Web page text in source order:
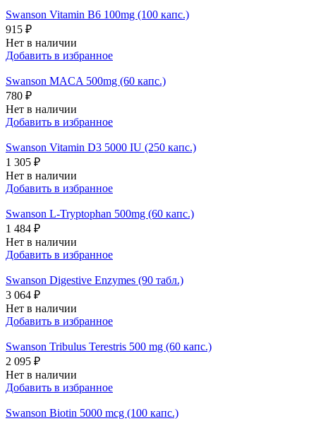
Swanson Vitamin B6 100mg (100 капс.)
915 ₽
Нет в наличии
Добавить в избранное
Swanson MACA 500mg (60 капс.)
780 ₽
Нет в наличии
Добавить в избранное
Swanson Vitamin D3 5000 IU (250 капс.)
1 305 ₽
Нет в наличии
Добавить в избранное
Swanson L-Tryptophan 500mg (60 капс.)
1 484 ₽
Нет в наличии
Добавить в избранное
Swanson Digestive Enzymes (90 табл.)
3 064 ₽
Нет в наличии
Добавить в избранное
Swanson Tribulus Terestris 500 mg (60 капс.)
2 095 ₽
Нет в наличии
Добавить в избранное
Swanson Biotin 5000 mcg (100 капс.)